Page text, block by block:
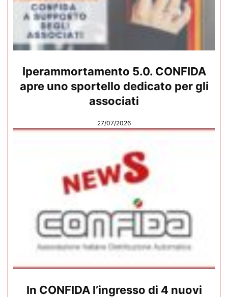
Iperammortamento 5.0. CONFIDA
apre uno sportello dedicato per gli
associati
27/07/2026
In CONFIDA l’ingresso di 4 nuovi